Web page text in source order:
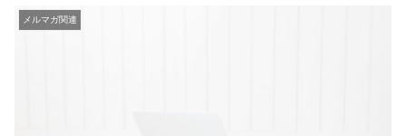
メルマガ関連